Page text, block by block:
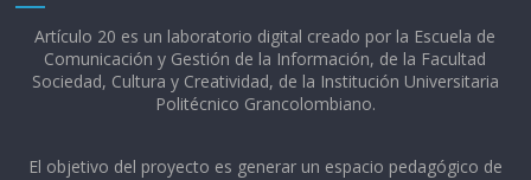
Artículo 20 es un laboratorio digital creado por la Escuela de
Comunicación y Gestión de la Información, de la Facultad
Sociedad, Cultura y Creatividad, de la Institución Universitaria
Politécnico Grancolombiano.​
El objetivo del proyecto es generar un espacio pedagógico de